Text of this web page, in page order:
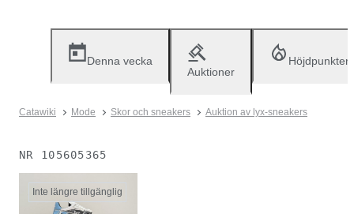
Denna vecka
Auktioner
Höjdpunkter
Catawiki Mode Skor och sneakers Auktion av lyx-sneakers
NR 105605365
Inte längre tillgänglig